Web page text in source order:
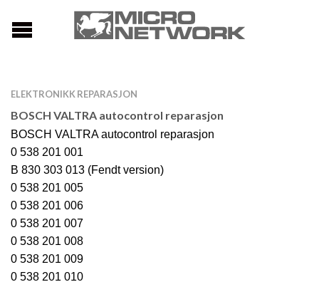
ELEKTRONIKK REPARASJON
BOSCH VALTRA autocontrol reparasjon
BOSCH VALTRA autocontrol reparasjon
0 538 201 001
B 830 303 013 (Fendt version)
0 538 201 005
0 538 201 006
0 538 201 007
0 538 201 008
0 538 201 009
0 538 201 010